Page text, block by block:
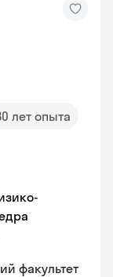
лет опыта
факультет